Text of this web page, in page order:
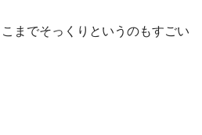
までそっくりというのもすごい